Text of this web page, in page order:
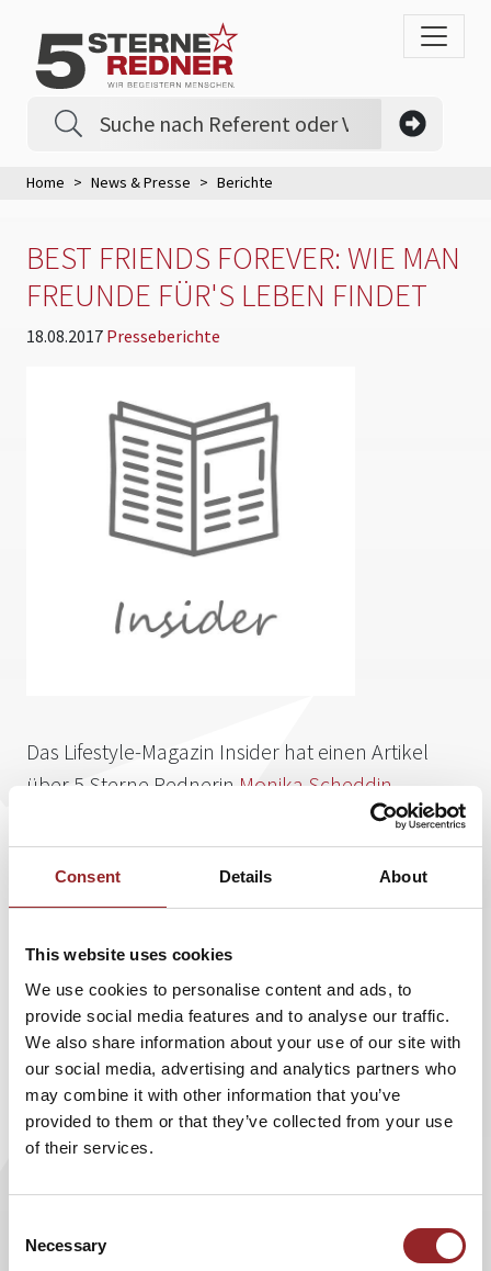
Consent Details About
This website uses cookies
We use cookies to personalise content and ads, to
provide social media features and to analyse our traffic.
We also share information about your use of our site with
our social media, advertising and analytics partners who
may combine it with other information that you’ve
provided to them or that they’ve collected from your use
of their services.
Selection
Necessary
Home News & Presse Berichte
BEST FRIENDS FOREVER: WIE MAN
FREUNDE FÜR'S LEBEN FINDET
18.08.2017 Presseberichte
Das Lifestyle-Magazin Insider hat einen Artikel
über 5 Sterne Rednerin Monika Scheddin
10 Regeln: So gelingen Freundschaften fürs
Leben
Beziehungen sind wichtig, ob beruflich oder privat. Wer
an sein Ziel - das gilt vor allem im Beruf. Da sich vieles
unter der Hand "verkauft", haben Netzwerker eindeutig die
besseren Chancen. In ihrem Vortrag "Erfolgsstrategie
Networking" sowie ihremBuchgeht Monika Scheddin
ausführlich auf dieses wichtige Thema ein. Neben Tipps,
wie man sich am besten ein erfolgreiches Netzwerk
aufbaut zeigt sie auch auf, wie man selbst
Wo Networking aufhört, beginnt wahre Freundschaft. Wie
Walter Winchell so schön sagt: "Ein wahrer Freund ist